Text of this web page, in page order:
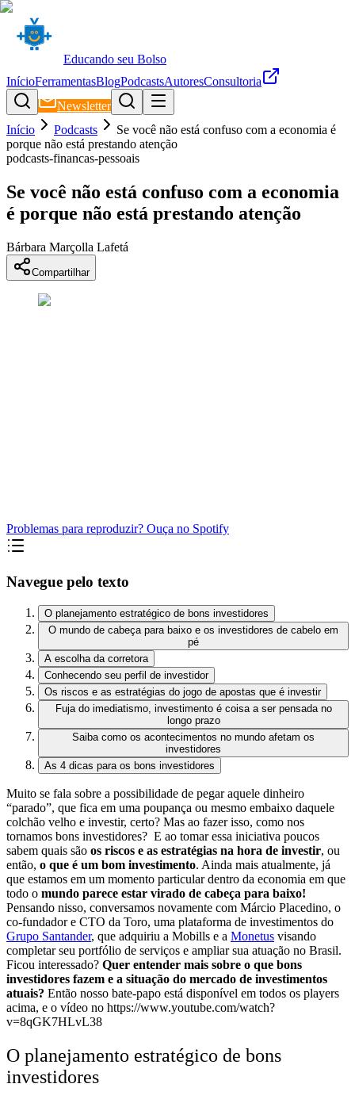
Educando seu Bolso
InícioFerramentasBlogPodcastsAutoresConsultoria
Newsletter
Início
Podcasts
Se você não está confuso com a economia é
porque não está prestando atenção
podcasts-financas-pessoais
Se você não está confuso com a economia
é porque não está prestando atenção
Bárbara Marçolla Lafetá
Compartilhar
Problemas para reproduzir? Ouça no Spotify
Navegue pelo texto
O planejamento estratégico de bons investidores
O mundo de cabeça para baixo e os investidores de cabelo em
pé
A escolha da corretora
Conhecendo seu perfil de investidor
Os riscos e as estratégias do jogo de apostas que é investir
Fuja do imediatismo, investimento é coisa a ser pensada no
longo prazo
Saiba como os acontecimentos no mundo afetam os
investidores
As 4 dicas para os bons investidores
Muito se fala sobre a possibilidade de pegar aquele dinheiro
“parado”, que fica em uma poupança ou mesmo embaixo daquele
colchão velho e investir, certo? Mas ao fazer isso, como nos
tornamos bons investidores? E ao tomar essa iniciativa poucos
sabem quais são os riscos e as estratégias na hora de investir, ou
então, o que é um bom investimento. Ainda mais atualmente, já
que estamos em um momento particular dentro da economia em que
todo o mundo parece estar virado de cabeça para baixo!
Pensando nisso, conversamos novamente com Márcio Placedino, o
co-fundador e CTO da Toro, uma plataforma de investimentos do
Grupo Santander, que adquiriu a Mobills e a Monetus visando
completar seu portfólio de serviços e ampliar sua atuação no Brasil.
Ficou interessado? Quer entender mais sobre o que bons
investidores fazem e a situação do mercado de investimentos
atuais? Então nosso bate-papo está disponível em todos os players
acima, e o vídeo no https://www.youtube.com/watch?
v=8qGK7HLvL38
O planejamento estratégico de bons
investidores